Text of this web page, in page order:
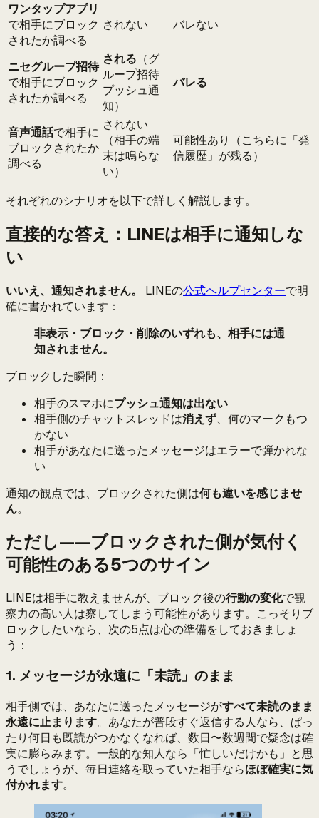
ワンタップアプリ
で相手にブロック
されたか調べる
されない バレない
ニセグループ招待
で相手にブロック
されたか調べる
される （グ
ループ招待
プッシュ通
知）
バレる
音声通話で相手に
ブロックされたか
調べる
されない
（相手の端
末は鳴らな
い）
可能性あり（こちらに「発
信履歴」が残る）
それぞれのシナリオを以下で詳しく解説します。
直接的な答え：LINEは相手に通知しな
い
いいえ、通知されません。 LINEの公式ヘルプセンターで明
確に書かれています：
非表示・ブロック・削除のいずれも、相手には通
知されません。
ブロックした瞬間：
相手のスマホにプッシュ通知は出ない
相手側のチャットスレッドは消えず、何のマークもつ
かない
相手があなたに送ったメッセージはエラーで弾かれな
い
通知の観点では、ブロックされた側は何も違いを感じませ
ん。
ただし——ブロックされた側が気付く
可能性のある5つのサイン
LINEは相手に教えませんが、ブロック後の行動の変化で観
察力の高い人は察してしまう可能性があります。こっそりブ
ロックしたいなら、次の5点は心の準備をしておきましょ
う：
1. メッセージが永遠に「未読」のまま
相手側では、あなたに送ったメッセージがすべて未読のまま
永遠に止まります。あなたが普段すぐ返信する人なら、ぱっ
たり何日も既読がつかなくなれば、数日〜数週間で疑念は確
実に膨らみます。一般的な知人なら「忙しいだけかも」と思
うでしょうが、毎日連絡を取っていた相手ならほぼ確実に気
付かれます。